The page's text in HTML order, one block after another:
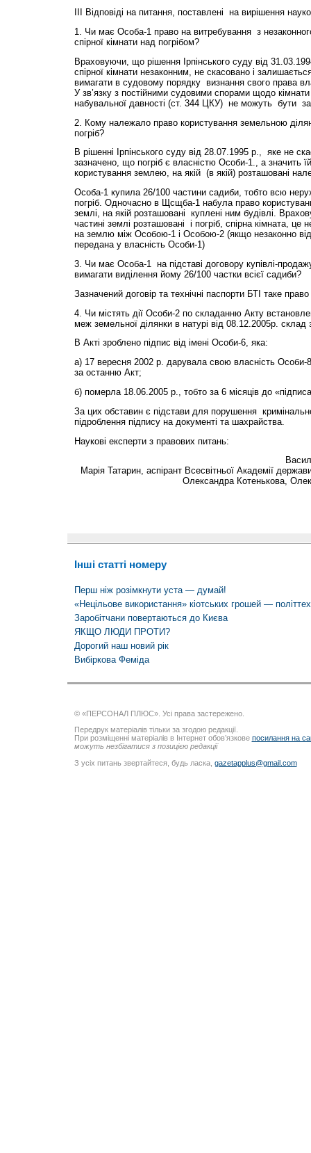
ІІІ Відповіді на питання, поставлені на вирішення
1. Чи має Особа-1 право на витребування з
спірної кімнати над погрібом?
Враховуючи, що рішення Ірпінського суду від
спірної кімнати незаконним, не скасовано і
вимагати в судовому порядку визнання свого права
У зв’язку з постійними судовими спорами щодо
набувальної давності (ст. 344 ЦКУ) не можуть бути
2. Кому належало право користування земельною
погріб?
В рішенні Ірпінського суду від 28.07.1995 р., яке не
зазначено, що погріб є власністю Особи-1., а значить
користування землею, на якій (в якій) розташовані
Особа-1 купила 26/100 частини садиби, тобто всю
погріб. Одночасно в Щсщба-1 набула право
землі, на якій розташовані куплені ним будівлі.
частині землі розташовані і погріб, спірна кімната,
на землю між Особою-1 і Особою-2 (якщо незаконно
передана у власність Особи-1)
3. Чи має Особа-1 на підставі договору купівлі-
вимагати виділення йому 26/100 частки всієї садиби?
Зазначений договір та технічні паспорти БТІ таке
4. Чи містять дії Особи-2 по складанню Акту
меж земельної ділянки в натурі від 08.12.2005р. склад
В Акті зроблено підпис від імені Особи-6, яка:
а) 17 вересня 2002 р. дарувала свою власність Особи-
за останню Акт;
б) померла 18.06.2005 р., тобто за 6 місяців до
За цих обставин є підстави для порушення
підроблення підпису на документі та шахрайства.
Наукові експерти з правових питань:
Марія Татарин, аспірант Всесвітньої Академії
Олександра Котенькова,
Інші статті номеру
Перш ніж розімкнути уста — думай!
«Нецільове використання» кіотських грошей —
Заробітчани повертаються до Києва
ЯКЩО ЛЮДИ ПРОТИ?
Дорогий наш новий рік
Вибіркова Феміда
© «ПЕРСОНАЛ ПЛЮС». Усі права застережено.
Передрук матеріалів тільки за згодою редакції.
При розміщенні матеріалів в Інтернет обов’язкове посилання на
можуть незбігатися з позицією редакції
З усіх питань звертайтеся, будь ласка, gazetapplus@gmail.com